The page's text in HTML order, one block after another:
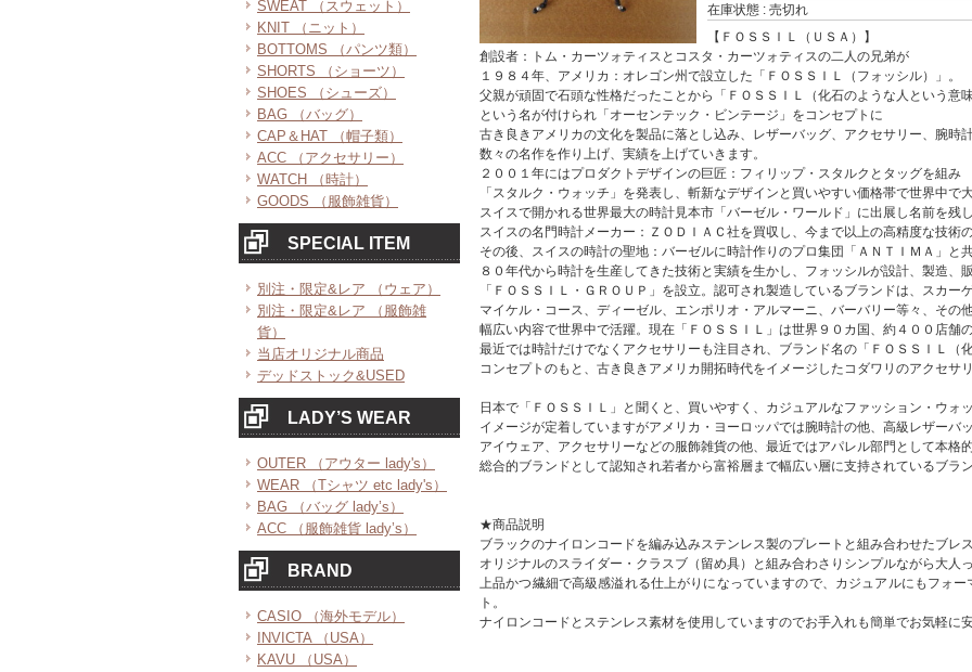
SWEAT （スウェット）
KNIT （ニット）
BOTTOMS （パンツ類）
SHORTS （ショーツ）
SHOES （シューズ）
BAG （バッグ）
CAP＆HAT （帽子類）
ACC （アクセサリー）
WATCH （時計）
GOODS （服飾雑貨）
SPECIAL ITEM
別注・限定&レア （ウェア）
別注・限定&レア （服飾雑
貨）
当店オリジナル商品
デッドストック&USED
LADY’S WEAR
OUTER （アウター lady's）
WEAR （Tシャツ etc lady's）
BAG （バッグ lady’s）
ACC （服飾雑貨 lady’s）
BRAND
CASIO （海外モデル）
INVICTA （USA）
KAVU （USA）
在庫状態 : 売切れ
【ＦＯＳＳＩＬ（ＵＳＡ）】
創設者：トム・カーツォティスとコスタ・カーツォティスの二人の兄弟が
１９８４年、アメリカ：オレゴン州で設立した「ＦＯＳＳＩＬ（フォッシル）」。
父親が頑固で石頭な性格だったことから「ＦＯＳＳＩＬ（化石のような人という意
という名が付けられ「オーセンテック・ビンテージ」をコンセプトに
古き良きアメリカの文化を製品に落とし込み、レザーバッグ、アクセサリー、腕時
数々の名作を作り上げ、実績を上げていきます。
２００１年にはプロダクトデザインの巨匠：フィリップ・スタルクとタッグを組み
「スタルク・ウォッチ」を発表し、斬新なデザインと買いやすい価格帯で世界中で
スイスで開かれる世界最大の時計見本市「バーゼル・ワールド」に出展し名前を残
スイスの名門時計メーカー：ＺＯＤＩＡＣ社を買収し、今まで以上の高精度な技術
その後、スイスの時計の聖地：バーゼルに時計作りのプロ集団「ＡＮＴＩＭＡ」と
８０年代から時計を生産してきた技術と実績を生かし、フォッシルが設計、製造、
「ＦＯＳＳＩＬ・ＧＲＯＵＰ」を設立。認可され製造しているブランドは、スカー
マイケル・コース、ディーゼル、エンポリオ・アルマーニ、バーバリー等々、その
幅広い内容で世界中で活躍。現在「ＦＯＳＳＩＬ」は世界９０カ国、約４００店舗
最近では時計だけでなくアクセサリーも注目され、ブランド名の「ＦＯＳＳＩＬ（
コンセプトのもと、古き良きアメリカ開拓時代をイメージしたコダワリのアクセサ
日本で「ＦＯＳＳＩＬ」と聞くと、買いやすく、カジュアルなファッション・ウォ
イメージが定着していますがアメリカ・ヨーロッパでは腕時計の他、高級レザーバ
アイウェア、アクセサリーなどの服飾雑貨の他、最近ではアパレル部門として本格
総合的ブランドとして認知され若者から富裕層まで幅広い層に支持されているブラ
★商品説明
ブラックのナイロンコードを編み込みステンレス製のプレートと組み合わせたブレ
オリジナルのスライダー・クラスブ（留め具）と組み合わさりシンプルながら大人
上品かつ繊細で高級感溢れる仕上がりになっていますので、カジュアルにもフォ
ト。
ナイロンコードとステンレス素材を使用していますのでお手入れも簡単でお気軽に